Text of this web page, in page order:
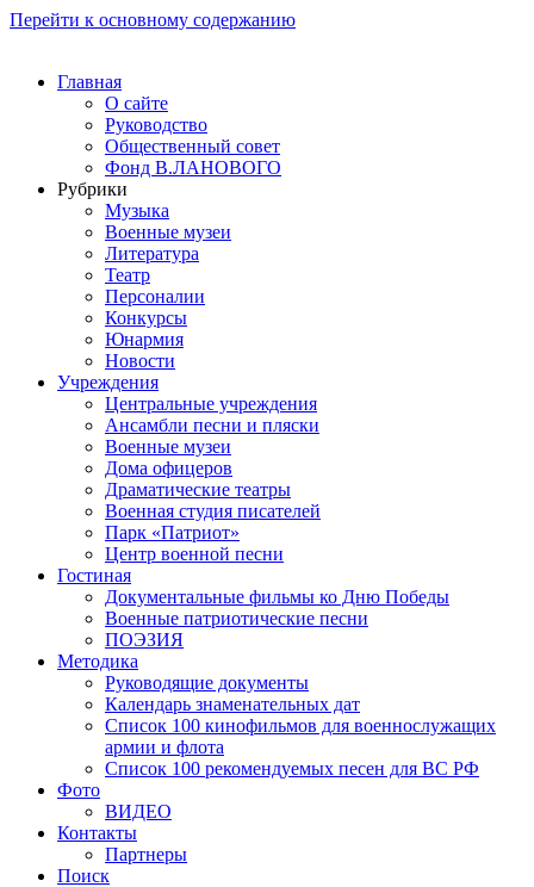
Перейти к основному содержанию
Главная
О сайте
Руководство
Общественный совет
Фонд В.ЛАНОВОГО
Рубрики
Музыка
Военные музеи
Литература
Театр
Персоналии
Конкурсы
Юнармия
Новости
Учреждения
Центральные учреждения
Ансамбли песни и пляски
Военные музеи
Дома офицеров
Драматические театры
Военная студия писателей
Парк «Патриот»
Центр военной песни
Гостиная
Документальные фильмы ко Дню Победы
Военные патриотические песни
ПОЭЗИЯ
Методика
Руководящие документы
Календарь знаменательных дат
Список 100 кинофильмов для военнослужащих
армии и флота
Список 100 рекомендуемых песен для ВС РФ
Фото
ВИДЕО
Контакты
Партнеры
Поиск